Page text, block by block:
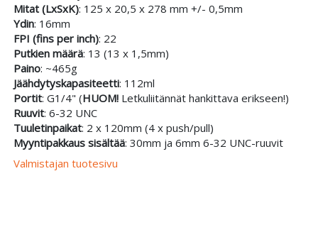
Mitat (LxSxK): 125 x 20,5 x 278 mm +/- 0,5mm
Ydin: 16mm
FPI (fins per inch): 22
Putkien määrä: 13 (13 x 1,5mm)
Paino: ~465g
Jäähdytyskapasiteetti: 112ml
Portit: G1/4" (HUOM!Letkuliitännät hankittava erikseen!)
Ruuvit: 6-32 UNC
Tuuletinpaikat: 2 x 120mm (4 x push/pull)
Myyntipakkaus sisältää: 30mm ja 6mm 6-32 UNC-ruuvit
Valmistajan tuotesivu